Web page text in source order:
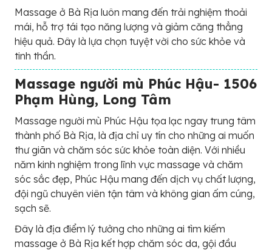
Massage ở Bà Rịa luôn mang đến trải nghiệm thoải
mái, hỗ trợ tái tạo năng lượng và giảm căng thẳng
hiệu quả. Đây là lựa chọn tuyệt vời cho sức khỏe và
tinh thần.
Massage người mù Phúc Hậu- 1506
Phạm Hùng, Long Tâm
Massage người mù Phúc Hậu tọa lạc ngay trung tâm
thành phố Bà Rịa, là địa chỉ uy tín cho những ai muốn
thư giãn và chăm sóc sức khỏe toàn diện. Với nhiều
năm kinh nghiệm trong lĩnh vực massage và chăm
sóc sắc đẹp, Phúc Hậu mang đến dịch vụ chất lượng,
đội ngũ chuyên viên tận tâm và không gian ấm cúng,
sạch sẽ.
Đây là địa điểm lý tưởng cho những ai tìm kiếm
massage ở Bà Rịa kết hợp chăm sóc da, gội đầu